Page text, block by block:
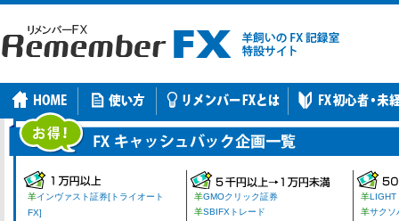
羊インヴァスト証券[トライオート
FX]
羊GMOクリック証券
羊SBIFXトレード
羊LIGHT
羊サクソ